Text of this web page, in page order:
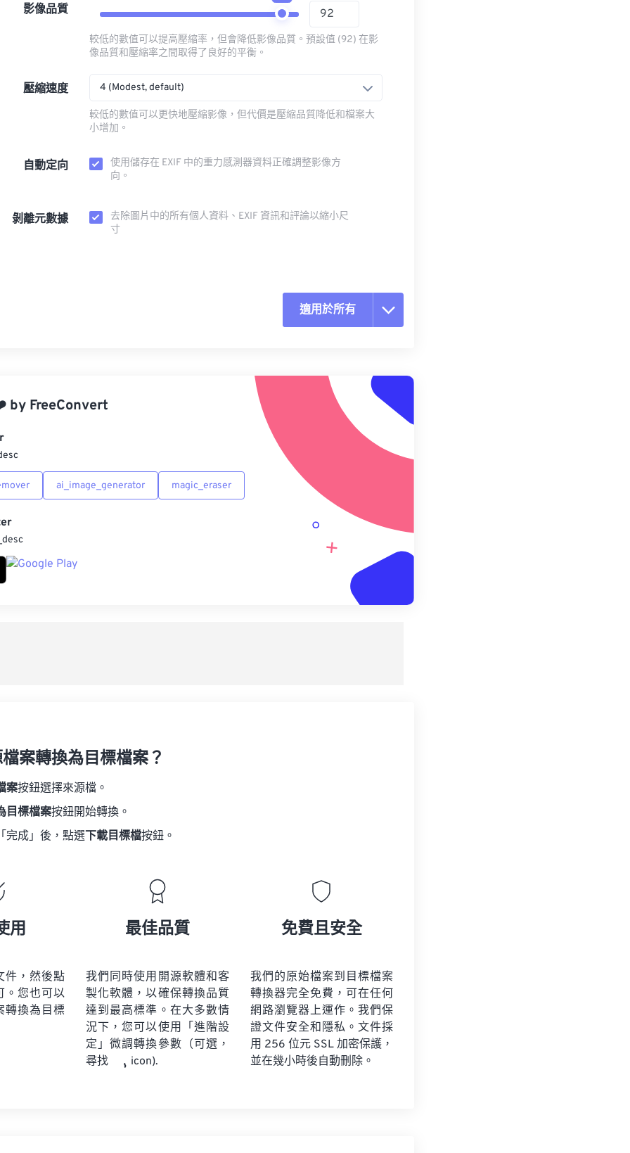
影像品質
較低的數值可以提高壓縮率，但會降低影像品質。預設值 (92) 在影
像品質和壓縮率之間取得了良好的平衡。
壓縮速度 4 (Modest, default)
較低的數值可以更快地壓縮影像，但代價是壓縮品質降低和檔案大
小增加。
自動定向
使用儲存在 EXIF 中的重力感測器資料正確調整影像方
向。
剝離元數據
去除圖片中的所有個人資料、EXIF 資訊和評論以縮小尺
寸
適用於所有
應用預設
另存為預設
by FreeConvert
ai_image_generator magic_eraser
案轉換為目標檔案？
案按鈕選擇來源檔。
目標檔案按鈕開始轉換。
完成」後，點選 下載目標檔按鈕。
用
件，然後點
。您也可以
轉換為目標
最佳品質
我們同時使用開源軟體和客
製化軟體，以確保轉換品質
達到最高標準。在大多數情
況下，您可以使用「進階設
定」微調轉換參數（可選，
尋找
icon).
免費且安全
我們的原始檔案到目標檔案
轉換器完全免費，可在任何
網路瀏覽器上運作。我們保
證文件安全和隱私。文件採
用 256 位元 SSL 加密保護，
並在幾小時後自動刪除。